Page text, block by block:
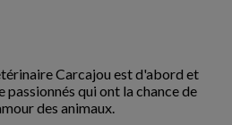
Carcajou est d'abord et
qui ont la chance de
des animaux.